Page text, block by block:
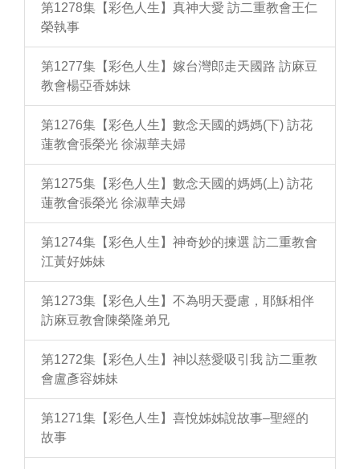
第1278集【彩色人生】真神大愛 訪二重教會王仁
榮執事
第1277集【彩色人生】嫁台灣郎走天國路 訪麻豆
教會楊亞香姊妹
第1276集【彩色人生】數念天國的媽媽(下) 訪花
蓮教會張榮光 徐淑華夫婦
第1275集【彩色人生】數念天國的媽媽(上) 訪花
蓮教會張榮光 徐淑華夫婦
第1274集【彩色人生】神奇妙的揀選 訪二重教會
江黃好姊妹
第1273集【彩色人生】不為明天憂慮，耶穌相伴
訪麻豆教會陳榮隆弟兄
第1272集【彩色人生】神以慈愛吸引我 訪二重教
會盧彥容姊妹
第1271集【彩色人生】喜悅姊姊說故事–聖經的
故事